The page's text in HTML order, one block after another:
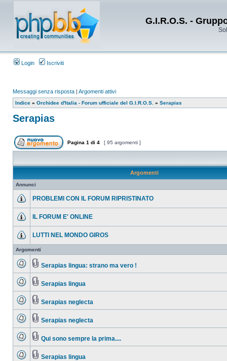
G.I.R.O.S. -
Login Iscriviti
Messaggi senza risposta | Argomenti attivi
Indice » Orchidee d'Italia - Forum ufficiale del G.I.R.O.S. » Serapias
Serapias
Pagina 1 di 4 [ 95 argomenti ]
Argomenti
Annunci
PROBLEMI CON IL FORUM RIPRISTINATO
IL FORUM E' ONLINE
LUTTI NEL MONDO GIROS
Argomenti
Serapias lingua: strano ma vero !
Serapias lingua
Serapias neglecta
Serapias neglecta
Qui sono sempre la prima....
Serapias lingua